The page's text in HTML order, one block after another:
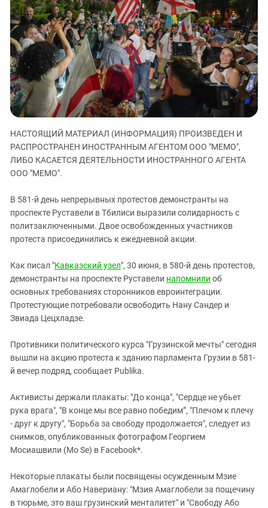
ЗАСТАВЛЯЕТ
КАВКАЗ ЗА ПАЛЕСТИНУ
ИНАКОМЫСЛИЕ В ЧЕЧНЕ
ПРЕСЛЕДОВАНИЕ АКТИВИСТОВ
МОБИЛИЗАЦИЯ И ПРОТЕСТЫ
Дагестан
Ингушетия
Кабардино-Балкария
Калмыкия
Карачаево-Черкесия
Краснодарский край
Российская Федерация
Ростовская область
Северная Осетия - Алания
СКФО
Ставропольский край
Южный Кавказ
ЮФО
НАСТОЯЩИЙ МАТЕРИАЛ (ИНФОРМАЦИЯ) ПРОИЗВЕДЕН И
РАСПРОСТРАНЕН ИНОСТРАННЫМ АГЕНТОМ ООО "МЕМО",
ЛИБО КАСАЕТСЯ ДЕЯТЕЛЬНОСТИ ИНОСТРАННОГО АГЕНТА
ООО "МЕМО".
В 581-й день непрерывных протестов демонстранты на
проспекте Руставели в Тбилиси выразили солидарность с
политзаключенными. Двое освобожденных участников
протеста присоединились к ежедневной акции.
Как писал "Кавказский узел", 30 июня, в 580-й день протестов,
демонстранты на проспекте Руставели напомнили об
основных требованиях сторонников евроинтеграции.
Протестующие потребовали освободить Нану Сандер и
Звиада Цецхладзе.
Противники политического курса "Грузинской мечты" сегодня
вышли на акцию протеста к зданию парламента Грузии в 581-
й вечер подряд, сообщает Publika.
Активисты держали плакаты: "До конца", "Сердце не убьет
рука врага", "В конце мы все равно победим”, "Плечом к плечу
- друг к другу", "Борьба за свободу продолжается", следует из
снимков, опубликованных фотографом Георгием
Мосиашвили (Mo Se) в Facebook*.
Некоторые плакаты были посвящены осужденным Мзие
Амаглобели и Або Навериану: "Мзия Амаглобели за пощечину
в тюрьме, это ваш грузинский менталитет" и "Свободу Або